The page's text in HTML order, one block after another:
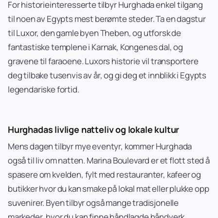
For historieinteresserte tilbyr Hurghada enkel tilgang
til noen av Egypts mest berømte steder. Ta en dagstur
til Luxor, den gamle byen Theben, og utforsk de
fantastiske templene i Karnak, Kongenes dal, og
gravene til faraoene. Luxors historie vil transportere
deg tilbake tusenvis av år, og gi deg et innblikk i Egypts
legendariske fortid.
Hurghadas livlige natteliv og lokale kultur
Mens dagen tilbyr mye eventyr, kommer Hurghada
også til liv om natten. Marina Boulevard er et flott sted å
spasere om kvelden, fylt med restauranter, kafeer og
butikker hvor du kan smake på lokal mat eller plukke opp
suvenirer. Byen tilbyr også mange tradisjonelle